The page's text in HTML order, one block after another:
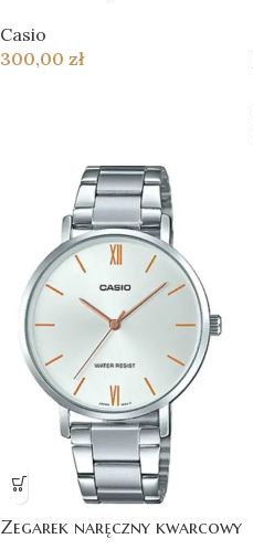
Casio
300,00 zł
Zegarek naręczny kwarcowy